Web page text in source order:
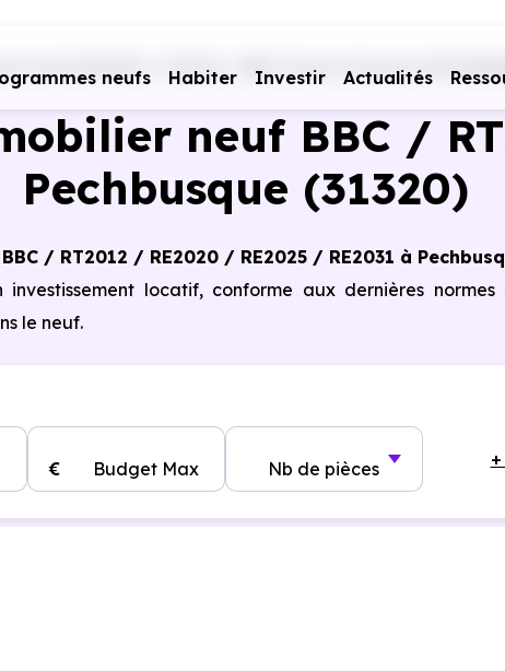
neufs Habiter Investir Actualités
neufs RE2020 - RT2012 - BBC Haute-Garonne (31)
neuf BBC /
Pechbusque (31320)
/ RT2012 / RE2020 / RE2025 / RE2031 à
locatif, conforme aux dernières normes
le neuf.
Budget Max
€ Nb de pièces